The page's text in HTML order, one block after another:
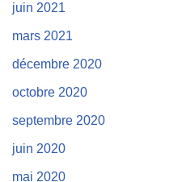
juin 2021
mars 2021
décembre 2020
octobre 2020
septembre 2020
juin 2020
mai 2020